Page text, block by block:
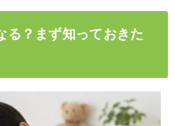
る？まず知っておきた